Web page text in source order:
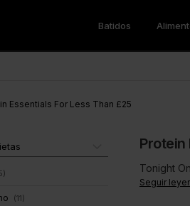
Batidos
Peso
Proteína
Protein Porridge
& Minerales
Super
Essentials For Less Than £25
)
(11)
Protein
Tonight
Seguir